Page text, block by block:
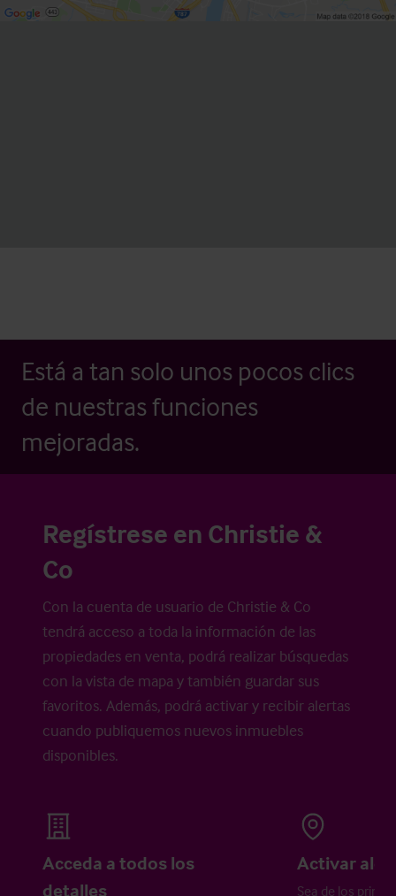
Está a tan solo unos pocos clics
de nuestras funciones
mejoradas.
Regístrese en Christie &
Co
Con la cuenta de usuario de Christie & Co
tendrá acceso a toda la información de las
propiedades en venta, podrá realizar búsquedas
con la vista de mapa y también guardar sus
favoritos. Además, podrá activar y recibir alertas
cuando publiquemos nuevos inmuebles
disponibles.
Acceda a todos los
detalles
Activar
Sea de los